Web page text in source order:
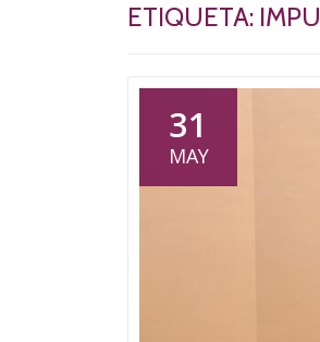
ETIQUETA:
31
MAY